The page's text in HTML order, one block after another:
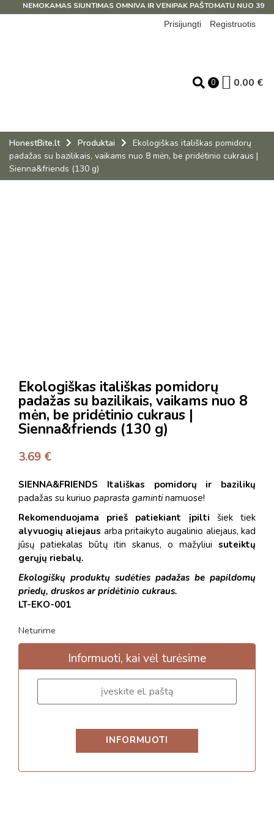
NEMOKAMAS SIUNTIMAS OMNIVA IR VENIPAK PAŠTOMATU NUO 39
Prisijungti
Registruotis
0 0.00 €
HonestBite.lt Produktai
Ekologiškas itališkas pomidorų
padažas su bazilikais, vaikams nuo 8 mėn, be pridėtinio cukraus |
Sienna&friends (130 g)
Ekologiškas itališkas pomidorų
padažas su bazilikais, vaikams nuo 8
mėn, be pridėtinio cukraus |
Sienna&friends (130 g)
3.69 €
SIENNA&FRIENDS
Itališkas pomidorų ir bazilikų
padažas su kuriuo paprasta gamintinamuose!
Rekomenduojama prieš patiekiant įpilti šiek tiek
alyvuogių aliejaus arba pritaikyto augalinio aliejaus, kad
jūsų patiekalas būtų itin skanus, o mažyliui suteiktų
gerųjų riebalų.
Ekologiškų produktų sudėties padažas be papildomų
priedų, druskos ar pridėtinio cukraus.
LT-EKO-001
Neturime
Informuoti, kai vėl turėsime